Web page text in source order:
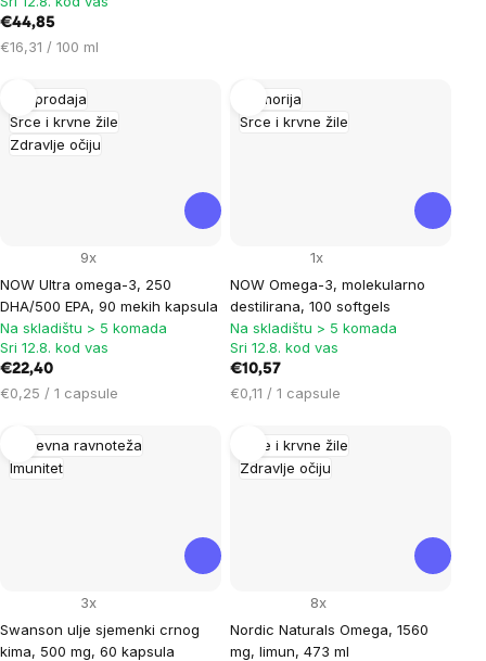
€44,85
Cijena
€16,31 / 100 ml
Rasprodaja
Srce i krvne žile
Zdravlje očiju
NOW Ultra omega-3, 250
DHA/500 EPA, 90 mekih kapsula
9x
Na skladištu > 5 komada
Sri 12.8. kod vas
€22,40
Cijena
€0,25 / 1 capsule
Memorija
Srce i krvne žile
NOW Omega-3, molekularno
destilirana, 100 softgels
1x
Na skladištu > 5 komada
Sri 12.8. kod vas
€10,57
Cijena
€0,11 / 1 capsule
Duševna ravnoteža
Imunitet
Swanson ulje sjemenki crnog
kima, 500 mg, 60 kapsula
3x
Srce i krvne žile
Zdravlje očiju
Nordic Naturals Omega, 1560
mg, limun, 473 ml
8x